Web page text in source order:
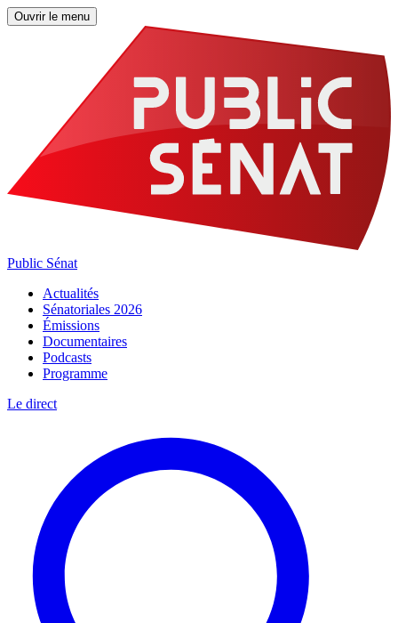
Ouvrir le menu
Public Sénat
Actualités
Sénatoriales 2026
Émissions
Documentaires
Podcasts
Programme
Le direct